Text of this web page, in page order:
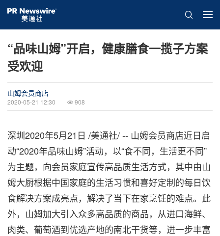
“品味山姆”开启，健康膳食一揽子方案
受欢迎
山姆会员商店
2020-05-21 12:30 908
深圳2020年5月21日 /美通社/ -- 山姆会员商店近日启
动“2020年品味山姆”活动，以“食不同，生活更不同”
为主题，向会员家庭宣传高品质生活方式，其中由山
姆大厨根据中国家庭的生活习惯和喜好定制的每日饮
食解决方案成亮点，解决了当下在家烹饪的难点。此
外，山姆加大引入众多高品质的商品，从进口海鲜、
肉类、葡萄酒到优选产地的南北干货等，进一步丰富